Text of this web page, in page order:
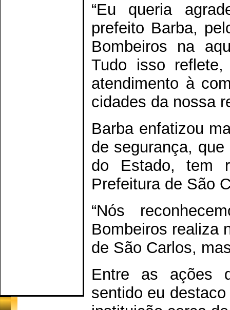
“Eu queria
prefeito Barba,
Bombeiros na
Tudo isso
atendimento à
cidades da nossa
Barba enfatizou
de segurança,
do Estado, tem
Prefeitura de São
“Nós
Bombeiros realiza
de São Carlos,
Entre as ações
sentido eu